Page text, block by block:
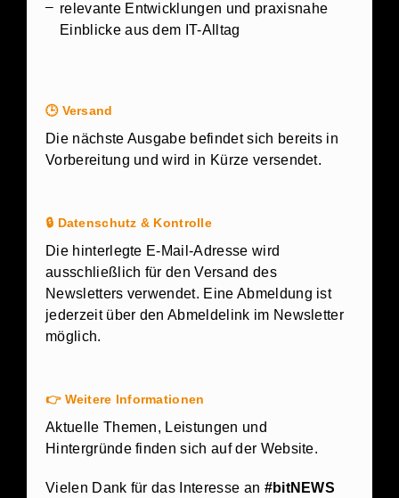
relevante Entwicklungen und praxisnahe
Einblicke aus dem IT-Alltag
🕒 Versand
Die nächste Ausgabe befindet sich bereits in
Vorbereitung und wird in Kürze versendet.
🔒 Datenschutz & Kontrolle
Die hinterlegte E-Mail-Adresse wird
ausschließlich für den Versand des
Newsletters verwendet. Eine Abmeldung ist
jederzeit über den Abmeldelink im Newsletter
möglich.
👉 Weitere Informationen
Aktuelle Themen, Leistungen und
Hintergründe finden sich auf der Website.
Vielen Dank für das Interesse an #bitNEWS